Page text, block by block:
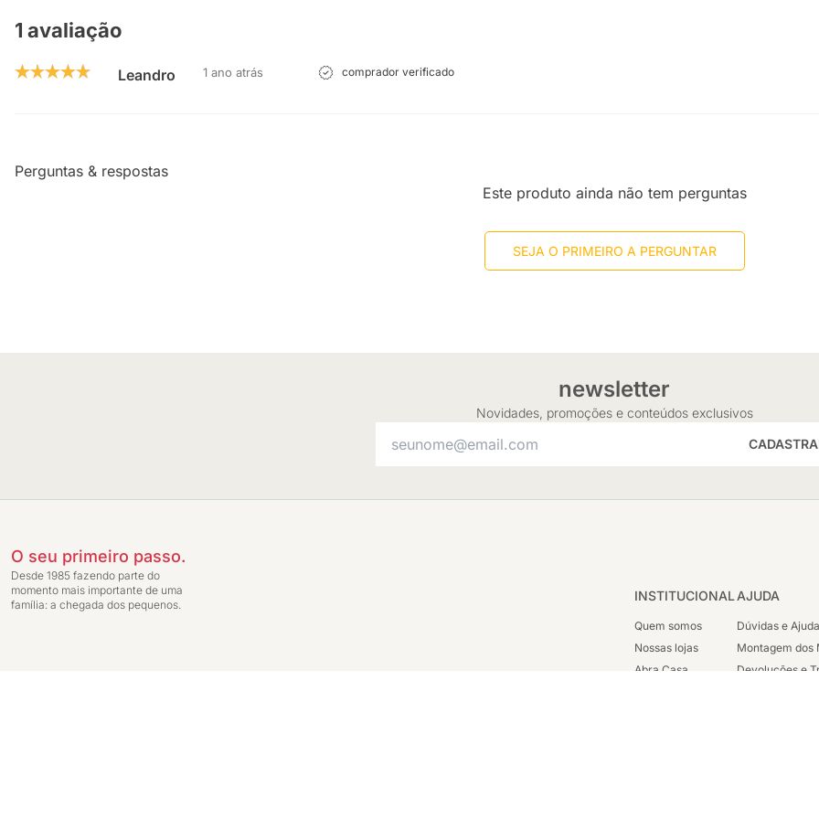
1 avaliação
Leandro 1 ano atrás comprador verificado
Perguntas & respostas
Este produto ainda não tem perguntas
SEJA O PRIMEIRO A PERGUNTAR
newsletter
Novidades, promoções e conteúdos exclusivos
O seu primeiro passo.
Desde 1985 fazendo parte do
momento mais importante de uma
família: a chegada dos pequenos.
INSTITUCIONAL
Quem somos
Nossas lojas
Abra Casa
AJUDA
Dúvidas e
Montagem dos
Devoluções e